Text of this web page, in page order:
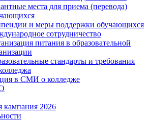
места для приема (перевода)
и меры поддержки обучающихся
сотрудничество
питания в образовательной
стандарты и требования
в СМИ о колледже
кампания 2026